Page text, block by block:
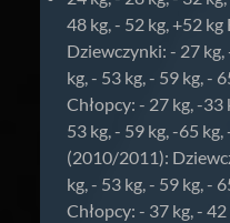
48 kg, - 52 kg, +52
Dziewczynki: - 27 kg,
kg, - 53 kg, - 59 kg, -
Chłopcy: - 27 kg, -33
53 kg, - 59 kg, -65
(2010/2011):
kg, - 53 kg, - 59 kg, -
Chłopcy: - 37 kg, -